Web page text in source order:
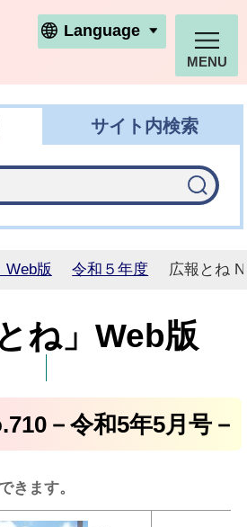
利根町ホームページ
Language
MENU
サイト内検索
Web版 令和５年度 広報とね
ね」Web版
－令和5年5月号－
きます。